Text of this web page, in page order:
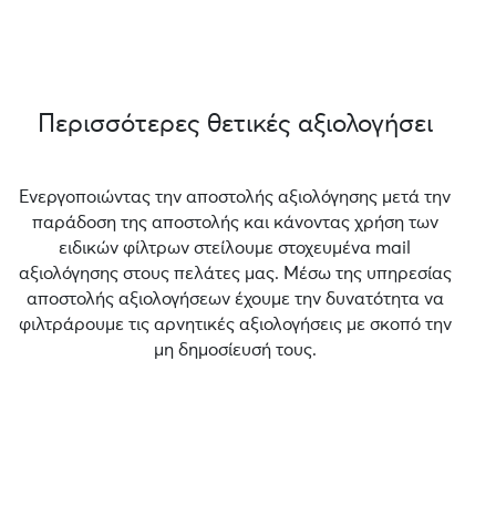
Περισσότερες θετικές αξιολογήσει
Ενεργοποιώντας την αποστολής αξιολόγησης μετά την
παράδοση της αποστολής και κάνοντας χρήση των
ειδικών φίλτρων στείλουμε στοχευμένα mail
αξιολόγησης στους πελάτες μας. Μέσω της υπηρεσίας
αποστολής αξιολογήσεων έχουμε την δυνατότητα να
φιλτράρουμε τις αρνητικές αξιολογήσεις με σκοπό την
μη δημοσίευσή τους.